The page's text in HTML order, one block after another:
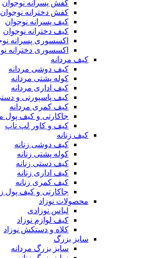
کفش پسرانه نوجوان
کفش دخترانه نوجوان
کیف پسرانه نوجوان
کیف دخترانه نوجوان
اکسسوری پسرانه
اکسسوری دخترانه
کیف مردانه
کیف دوشی مردانه
کوله پشتی مردانه
کیف اداری مردانه
کیف پاسپورتی و
کیف کمری مردانه
جاکارتی و کیف پول
کیف و کاور لپ تاپ
کیف زنانه
کیف دوشی زنانه
کوله پشتی زنانه
کیف دستی زنانه
کیف اداری زنانه
کیف کمری زنانه
جاکارتی و کیف پول
محصولات نوزاد
لباس نوزادی
کیف لوازم نوزاد
کلاه و دستکش نوزاد
سایز بزرگ
سایز بزرگ مردانه